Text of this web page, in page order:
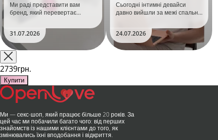
Ми раді представити вам
бренд, який перевертає
та вже встиг стати сенсацією
на міжнародній виставці API
Shanghai-2026!​LOVISS - це
поєднання унікальної естетики
та бездога..
31.07.2026
Сьогодні інтимні девайси
давно вийшли за межі спальні.
безшумні моторчики та
стильний дизайн перетворили
їх на гаджет, який багато хто
використовує, тестує у
24.07.2026
2739грн.
Купити
Ми — секс-шоп, який працює більше 20 років. За
цей час ми побачили багато чого: від перших
знайомств із нашими клієнтами до того, як
змінювались їхні вподобання і відкриття.